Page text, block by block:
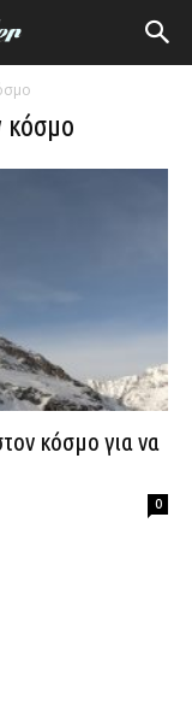
κόσμο
κόσμο για να
0